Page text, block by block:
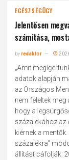
EGÉSZSÉGÜGY
Jelentősen
számítása,
byredaktor
„Amit
adatok alapján
az Országos
nem feleltek meg
hogy a
százalékához az
kiérnek a
százalékra”
állítást cáfolják.